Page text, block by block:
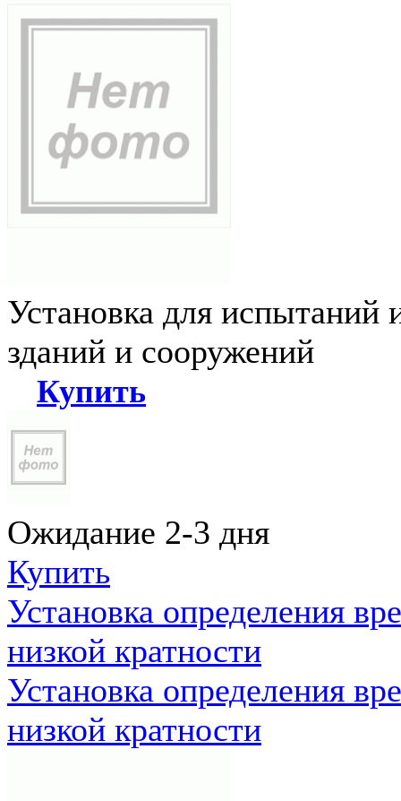
Установка для испытаний
зданий и сооружений
Купить
Ожидание 2-3 дня
Купить
Установка определения
низкой кратности
Установка определения
низкой кратности